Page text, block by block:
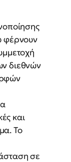
φέρνουν
διεθνών
και
Το
σε